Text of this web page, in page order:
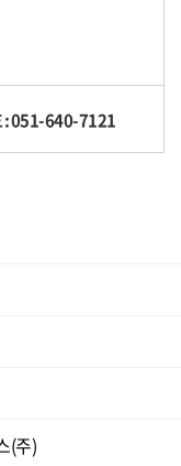
: 051-640-7121
(주)